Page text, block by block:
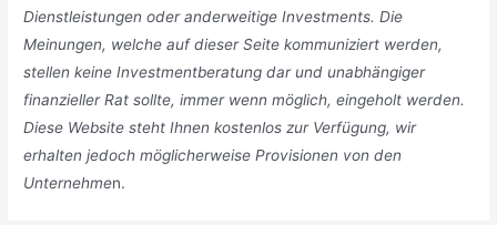
Dienstleistungen oder anderweitige Investments. Die
Meinungen, welche auf dieser Seite kommuniziert werden,
stellen keine Investmentberatung dar und unabhängiger
finanzieller Rat sollte, immer wenn möglich, eingeholt werden.
Diese Website steht Ihnen kostenlos zur Verfügung, wir
erhalten jedoch möglicherweise Provisionen von den
Unternehmen.